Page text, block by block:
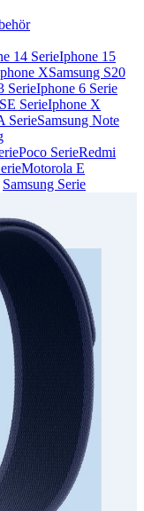
14 SerieIphone 15
XSamsung S20
SerieIphone 6 Serie
SerieIphone X
SerieSamsung Note
Poco SerieRedmi
Motorola E
Samsung Serie